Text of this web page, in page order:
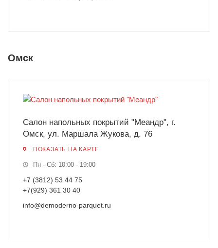
Омск
Салон напольных покрытий "Меандр", г.
Омск, ул. Маршала Жукова, д. 76
ПОКАЗАТЬ НА КАРТЕ
Пн - Сб: 10:00 - 19:00
+7 (3812) 53 44 75
+7(929) 361 30 40
info@demoderno-parquet.ru